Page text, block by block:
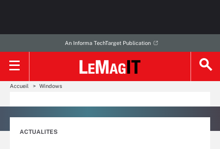
An Informa TechTarget Publication
Accueil Windows
ACTUALITES